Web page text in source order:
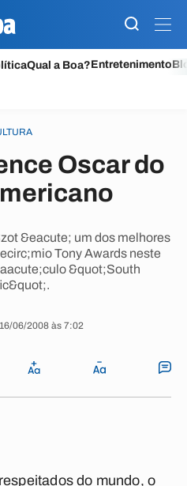
Qual a Boa?Entretenimento
Oscar do
&eacute; um dos melhores
Tony Awards neste
&quot;South
06/2008 às 7:02
do mundo, o